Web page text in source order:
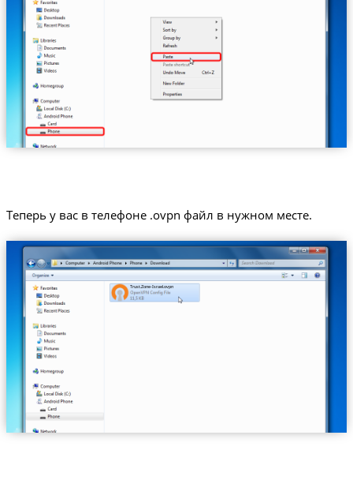
Теперь у вас в телефоне .ovpn файл в нужном месте.
Trust.Zone-Israel.ovpn